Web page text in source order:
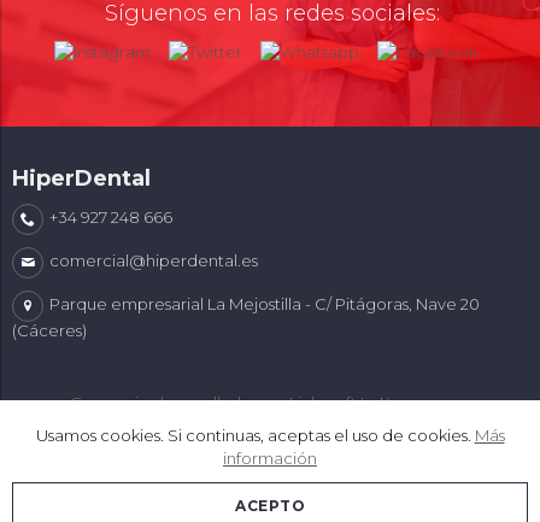
Usamos cookies. Si continuas, aceptas el uso de cookies. Más
información
ACEPTO
Síguenos en las redes sociales:
HiperDental
+34 927 248 666
comercial@hiperdental.es
Parque empresarial La Mejostilla - C/ Pitágoras, Nave 20
(Cáceres)
Comercio desarrollado conLinkasoft LeKommerce